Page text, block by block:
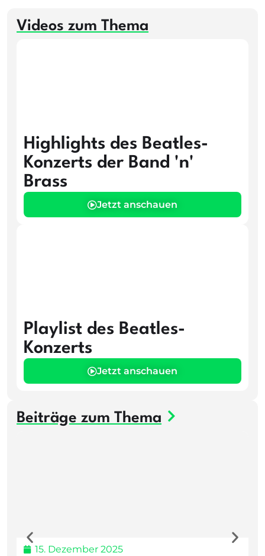
Videos zum Thema
Highlights des Beatles-
Konzerts der Band 'n'
Brass
Jetzt anschauen
Playlist des Beatles-
Konzerts
Jetzt anschauen
Beiträge zum Thema
15. Dezember 2025